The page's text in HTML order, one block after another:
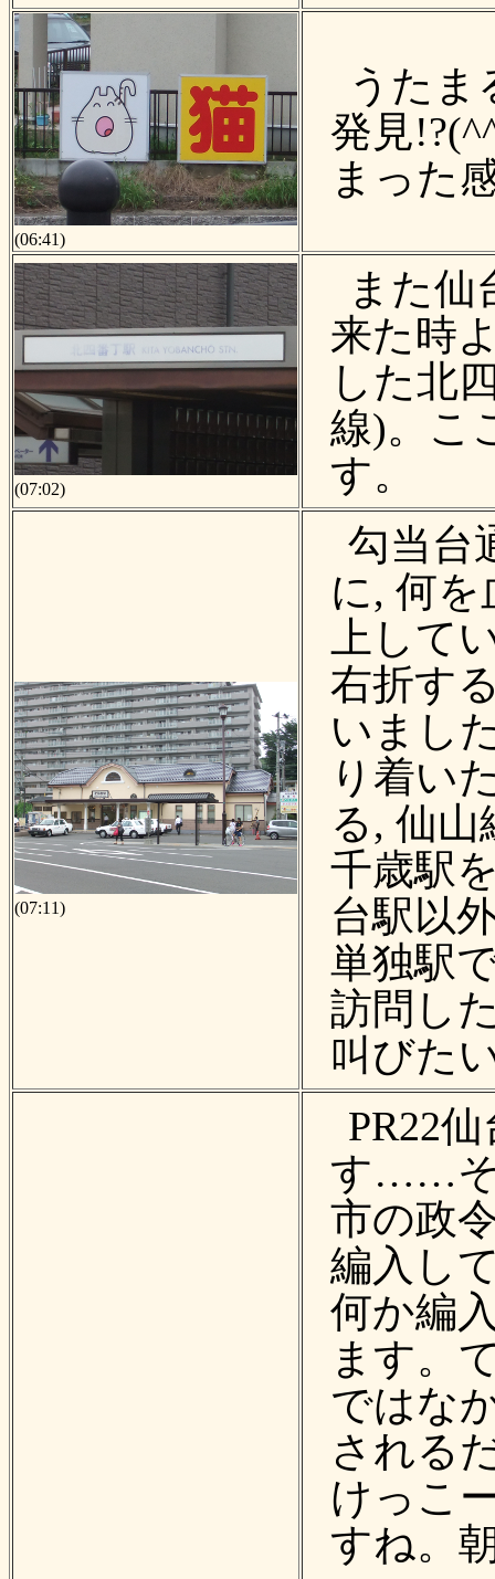
(06:41)
うたま
発見
まった
(07:02)
また仙
来た時
した北
線)。こ
す。
(07:11)
勾当台
に, 何
上して
右折す
いまし
り着い
る, 仙山
千歳駅
台駅以
単独駅
訪問し
叫びた
PR22
す……そ
市の政
編入し
何か編
ます。
ではな
される
けっこ
すね。